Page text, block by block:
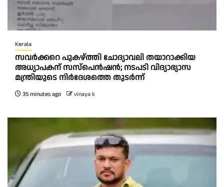
Kerala
സവർക്കറെ പുകഴ്ത്തി ചോദ്യാവലി തയാറാക്കിയ
അധ്യാപകന് സസ്പെൻഷൻ; നടപടി വിദ്യാഭ്യാസ
മന്ത്രിയുടെ നിർദേശത്തെ തുടർന്ന്
35 minutes ago vinaya k